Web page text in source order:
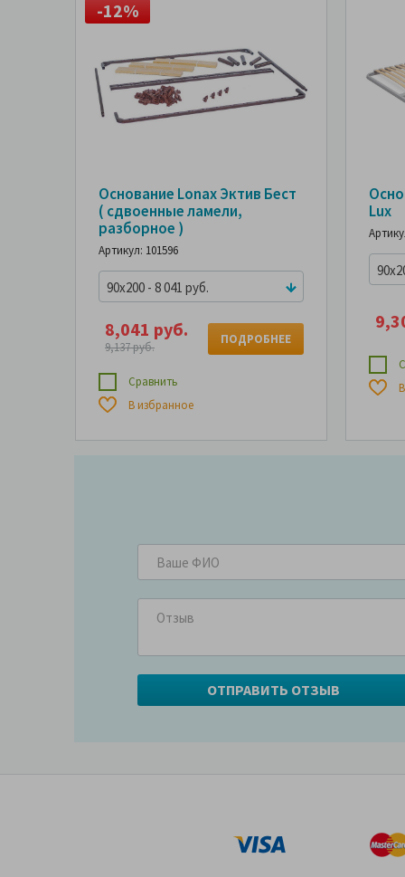
-12%
Основание Lonax Эктив Бест
( сдвоенные ламели,
разборное )
Артикул: 101596
90x200 - 8 041 руб.
8,041 руб.
9,137 руб.
ПОДРОБНЕЕ
Сравнить
В избранное
Lux